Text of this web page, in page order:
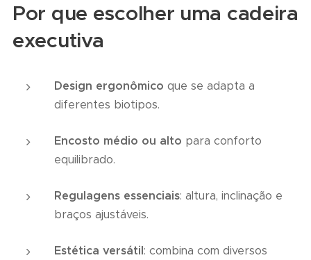
Por que escolher uma cadeira
executiva
Design ergonômico que se adapta a
diferentes biotipos.
Encosto médio ou alto para conforto
equilibrado.
Regulagens essenciais: altura, inclinação e
braços ajustáveis.
Estética versátil: combina com diversos